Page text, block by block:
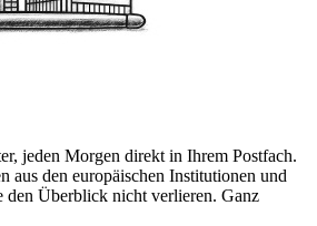
jeden Morgen direkt in Ihrem Postfach.
aus den europäischen Institutionen und
den Überblick nicht verlieren. Ganz